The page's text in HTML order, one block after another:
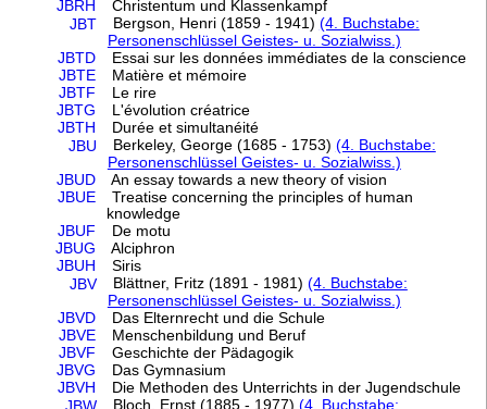
JBRH Christentum und Klassenkampf
JBT Bergson, Henri (1859 - 1941) (4. Buchstabe:
Personenschlüssel Geistes- u. Sozialwiss.)
JBTD
Essai sur les données immédiates de la conscience
JBTE
Matière et mémoire
JBTF
Le rire
JBTG
L'évolution créatrice
JBTH
Durée et simultanéité
JBU Berkeley, George (1685 - 1753) (4. Buchstabe:
Personenschlüssel Geistes- u. Sozialwiss.)
JBUD
An essay towards a new theory of vision
JBUE
Treatise concerning the principles of human
knowledge
JBUF
De motu
JBUG
Alciphron
JBUH
Siris
JBV Blättner, Fritz (1891 - 1981) (4. Buchstabe:
Personenschlüssel Geistes- u. Sozialwiss.)
JBVD
Das Elternrecht und die Schule
JBVE
Menschenbildung und Beruf
JBVF
Geschichte der Pädagogik
JBVG
Das Gymnasium
JBVH
Die Methoden des Unterrichts in der Jugendschule
Bloch, Ernst (1885 - 1977) (4. Buchstabe: